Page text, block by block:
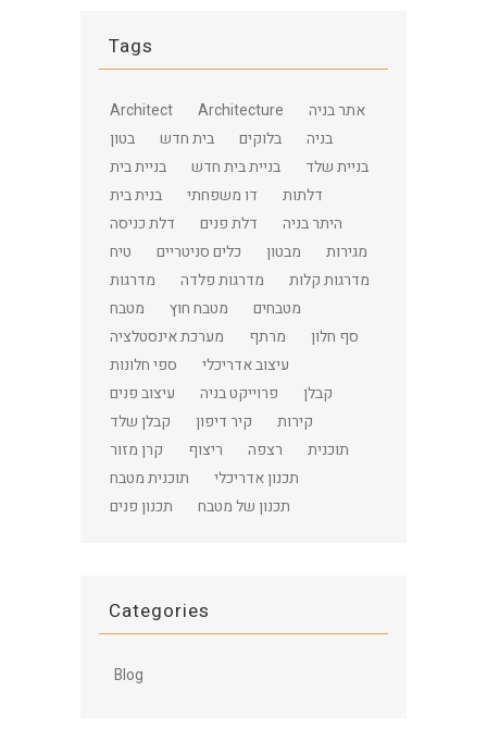
Tags
Architect Architecture
אתר בניה
בטון
בית חדש בלוקים
בניה
בניית בית
בניית בית חדש
בניית שלד
בנית בית
דו משפחתי
דלתות
דלת כניסה
דלת פנים
היתר בניה
טיח
כלים סניטריים מבטון
מגירות
מדרגות
מדרגות פלדה
מדרגות קלות
מטבח
מטבח חוץ
מטבחים
מערכת אינסטלציה
מרתף
סף חלון
ספי חלונות
עיצוב אדריכלי
עיצוב פנים
פרוייקט בניה
קבלן
קבלן שלד
קיר דיפון
קירות
קרן מזור
ריצוף רצפה
תוכנית
תוכנית מטבח
תכנון אדריכלי
תכנון פנים
תכנון של מטבח
Categories
Blog